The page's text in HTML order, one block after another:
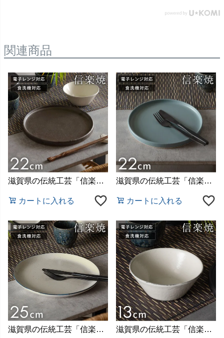
関連商品
滋賀県の伝統工芸「信楽焼（しがらきやき）」で作られた陶器
カートに入れる
滋賀県の伝統工芸「信楽焼（しがらきやき）」で作られた陶器
カートに入れる
滋賀県の伝統工芸「信楽焼（しがらきやき）」で作られた陶器 滋賀県の伝統工芸「信楽焼（しがらきやき）」で作られた陶器